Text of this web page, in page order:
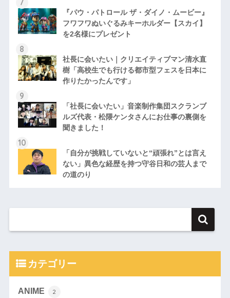
『パウ・パトロール ザ・ダイノ・ムービー』
フワフワぬいぐるみキーホルダー【スカイ】
を2名様にプレゼント
社長に会いたい｜クリエイティブマン清水直
樹「高校生でも行ける都市型フェスを日本に
作りたかったんです」
「社長に会いたい」音楽制作集団スクランブ
ルズ代表・松隈ケンタさんにお仕事の裏側を
聞きました！
「自分が挑戦していないと“頑張れ”とは言え
ない」異色な経歴を持つ守谷日和の芸人まで
の道のり
カテゴリー
ANIME 2